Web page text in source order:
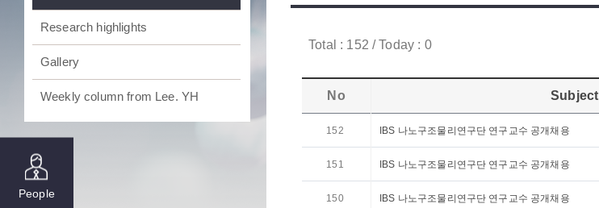
People
Research highlights
Gallery
Weekly column from Lee. YH
Total : 152 / Today : 0
No Subject
152 IBS 나노구조물리연구단 연구교수 공개채용
151 IBS 나노구조물리연구단 연구교수 공개채용
150 IBS 나노구조물리연구단 연구교수 공개채용